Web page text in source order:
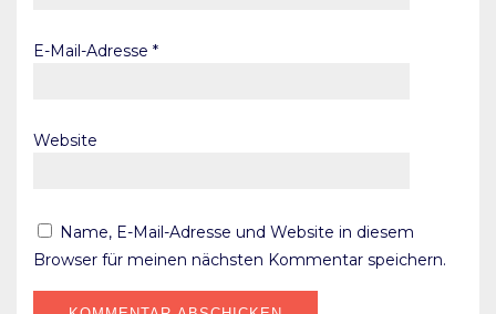
E-Mail-Adresse *
Website
Name, E-Mail-Adresse und Website in diesem
Browser für meinen nächsten Kommentar speichern.